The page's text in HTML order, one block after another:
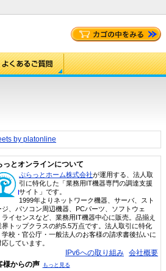
by platonline
っとオンラインについて
ぷらっとホーム株式会社が運用する、法人取
引に特化した「業務用IT機器専門の調達支援
サイト」です。
1999年よりネットワーク機器、サーバ、スト
ジ、パソコン周辺機器、PCパーツ、ソフトウェ
ライセンスなど、業務用IT機器中心に販売。品揃え
界トップクラスの約5.5万点です。法人取引に特化
学校・官公庁・一般法人のお客様の請求書後払いに
応しています。
IPv6への取り組み 会社概要
様からの声 もっと見る